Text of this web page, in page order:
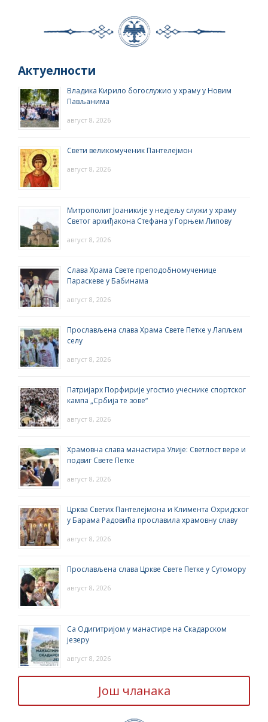
Актуелности
Владика Кирило богослужио у храму у Новим
Пављанима
август 8, 2026
Свети великомученик Пантелејмон
август 8, 2026
Митрополит Јоаникије у недјељу служи у храму
Светог архиђакона Стефана у Горњем Липову
август 8, 2026
Слава Храма Свете преподобномученице
Параскеве у Бабинама
август 8, 2026
Прослављена слава Храма Свете Петке у Лапљем
селу
август 8, 2026
Патријарх Порфирије угостио учеснике спортског
кампа „Србија те зове“
август 8, 2026
Храмовна слава манастира Улије: Светлост вере и
подвиг Свете Петке
август 8, 2026
Црква Светих Пантелејмона и Климента Охридског
у Барама Радовића прославила храмовну славу
август 8, 2026
Прослављена слава Цркве Свете Петке у Сутомору
август 8, 2026
Са Одигитријом у манастире на Скадарском
језеру
август 8, 2026
Још чланака